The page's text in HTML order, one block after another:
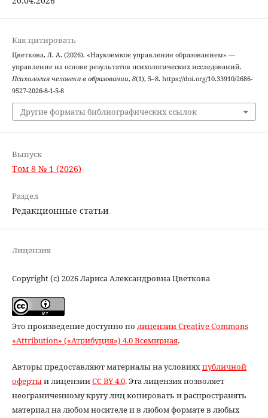
Как цитировать
Цветкова, Л. А. (2026). «Наукоемкое управление образованием» —
управление на основе результатов психологических исследований.
Психология человека в образовании, 8(1), 5–8. https://doi.org/10.33910/2686-
9527-2026-8-1-5-8
Другие форматы библиографических ссылок
Выпуск
Том 8 № 1 (2026)
Раздел
Редакционные статьи
Лицензия
Copyright (c) 2026 Лариса Александровна Цветкова
Это произведение доступно по лицензии Creative Commons
«Attribution» («Атрибуция») 4.0 Всемирная.
Авторы предоставляют материалы на условияхпубличной
офертыи лицензииCC BY 4.0. Эта лицензия позволяет
неограниченному кругу лиц копировать и распространять
материал на любом носителе и в любом формате в любых